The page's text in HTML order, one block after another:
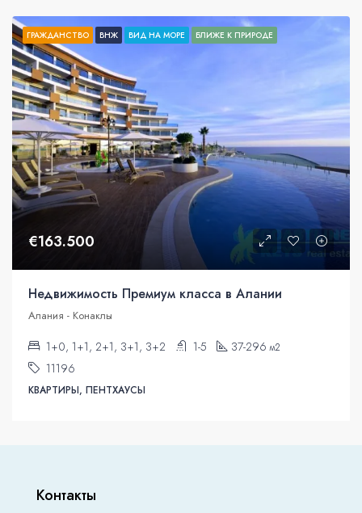
ГРАЖДАНСТВО ВНЖ ВИД НА МОРЕ БЛИЖЕ К ПРИРОДЕ
€163.500
Недвижимость Премиум класса в Алании
Алания - Конаклы
1+0, 1+1, 2+1, 3+1, 3+2 1-5 37-296 м2
11196
КВАРТИРЫ, ПЕНТХАУСЫ
Контакты